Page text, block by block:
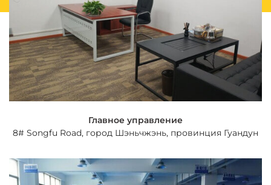
Главное управление
8# Songfu Road, город Шэньчжэнь, провинция Гуандун